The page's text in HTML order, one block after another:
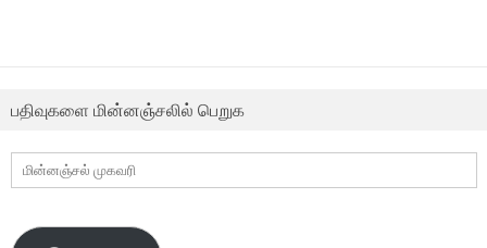
பதிவுகளை மின்னஞ்சலில் பெறுக
மின்னஞ்சல்
முகவரி